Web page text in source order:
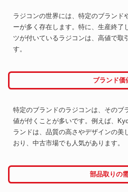
ラジコンの世界には、特定のブランド
ーが多く存在します。特に、生産終了
ツが付いているラジコンは、高値で取
す。
ブランド価
特定のブランドのラジコンは、そのブ
値が付くことが多いです。例えば、
ランドは、品質の高さやデザインの美
おり、中古市場でも人気があります。
部品取りの